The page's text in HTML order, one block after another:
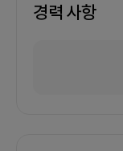
경력 사항